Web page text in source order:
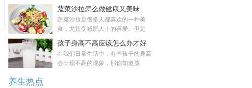
蔬菜沙拉怎么做健康又美味
蔬菜沙拉是很多人都喜欢的一种美
食，尤其受减肥人士的喜爱。但是
孩子身高不高应该怎么办才好
在我们日常生活中，有些孩子的身高
会出现不高的现象，那你知道孩
养生热点